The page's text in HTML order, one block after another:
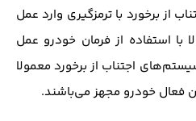
از برخورد با ترمز‌گیری وارد عمل
استفاده از فرمان خودرو عمل
اجتناب از برخورد معمولا
فعال خودرو مجهز می‌باشند.